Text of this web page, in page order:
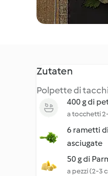
Zutaten
Polpette di
400 g di
a tocchetti
6 rametti
asciugate
50 g di
a pezzi (2-3